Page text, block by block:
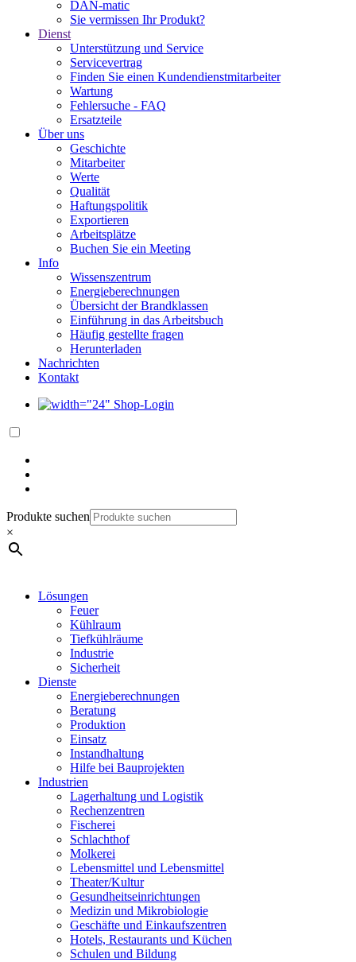
DAN-matic
Sie vermissen Ihr Produkt?
Dienst
Unterstützung und Service
Servicevertrag
Finden Sie einen Kundendienstmitarbeiter
Wartung
Fehlersuche - FAQ
Ersatzteile
Über uns
Geschichte
Mitarbeiter
Werte
Qualität
Haftungspolitik
Exportieren
Arbeitsplätze
Buchen Sie ein Meeting
Info
Wissenszentrum
Energieberechnungen
Übersicht der Brandklassen
Einführung in das Arbeitsbuch
Häufig gestellte fragen
Herunterladen
Nachrichten
Kontakt
Shop-Login
Produkte suchen
×
Lösungen
Feuer
Kühlraum
Tiefkühlräume
Industrie
Sicherheit
Dienste
Energieberechnungen
Beratung
Produktion
Einsatz
Instandhaltung
Hilfe bei Bauprojekten
Industrien
Lagerhaltung und Logistik
Rechenzentren
Fischerei
Schlachthof
Molkerei
Lebensmittel und Lebensmittel
Theater/Kultur
Gesundheitseinrichtungen
Medizin und Mikrobiologie
Geschäfte und Einkaufszentren
Hotels, Restaurants und Küchen
Schulen und Bildung